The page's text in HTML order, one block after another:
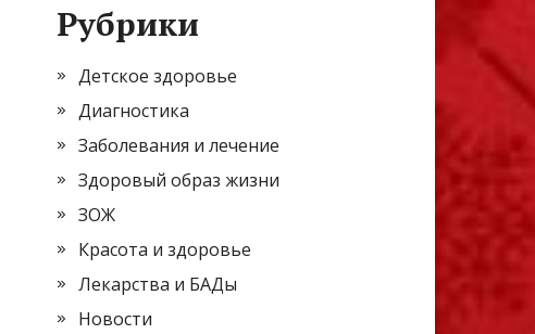
Рубрики
Детское здоровье
Диагностика
Заболевания и лечение
Здоровый образ жизни
ЗОЖ
Красота и здоровье
Лекарства и БАДы
Новости